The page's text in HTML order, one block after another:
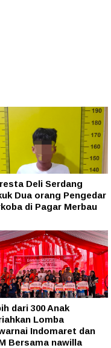
Deli Serdang
Dua orang Pengedar
di Pagar Merbau
dari 300 Anak
Lomba
Indomaret dan
Bersama nawilla